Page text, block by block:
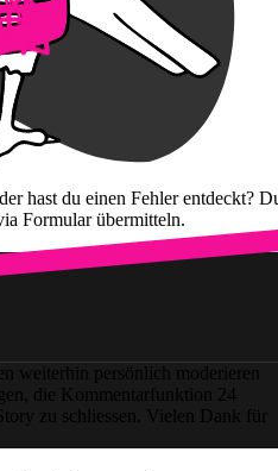
hast du einen Fehler entdeckt?
Formular übermitteln.
weiterhin persönlich moderieren
die Kommentarfunktion 24
zu schliessen. Vielen Dank für